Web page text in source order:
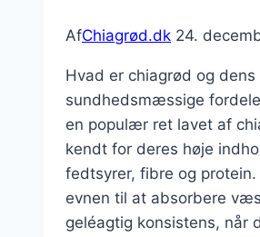
AfChiagrød.dk 24.
Hvad er chiagrød og dens
sundhedsmæssige
en populær ret lavet af
kendt for deres høje
fedtsyrer, fibre og
evnen til at absorbere
geléagtig konsistens, når